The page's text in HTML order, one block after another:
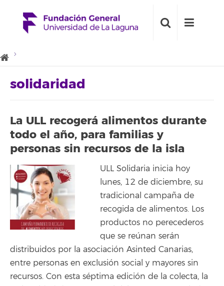
solidaridad
La ULL recogerá alimentos durante
todo el año, para familias y
personas sin recursos de la isla
ULL Solidaria inicia hoy
lunes, 12 de diciembre, su
tradicional campaña de
recogida de alimentos. Los
productos no perecederos
que se reúnan serán
distribuidos por la asociación Asinted Canarias,
entre personas en exclusión social y mayores sin
recursos. Con esta séptima edición de la colecta, la